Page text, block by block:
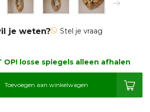
je weten? Stel je vraag
OP! losse spiegels alleen afhalen
Toevoegen aan winkelwagen